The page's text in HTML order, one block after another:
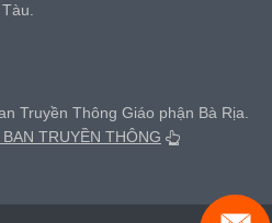
Truyền Thông Giáo phận Bà Rịa.
TRUYỀN THÔNG